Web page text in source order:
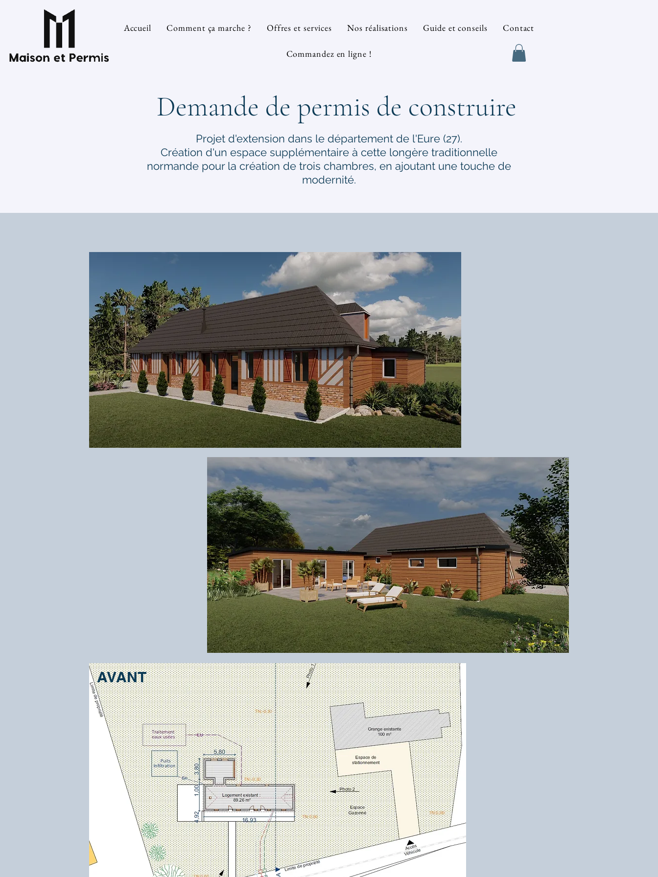
Accueil Comment ça marche ? Offres et services Nos réalisations Guide et conseils Contact
Commandez en ligne !
Demande de permis de construire
Projet d'extension dans le département de l'Eure (27).
Création d'un espace supplémentaire à cette longère traditionnelle
normande pour la création de trois chambres, en ajoutant une touche de
modernité.
AVANT